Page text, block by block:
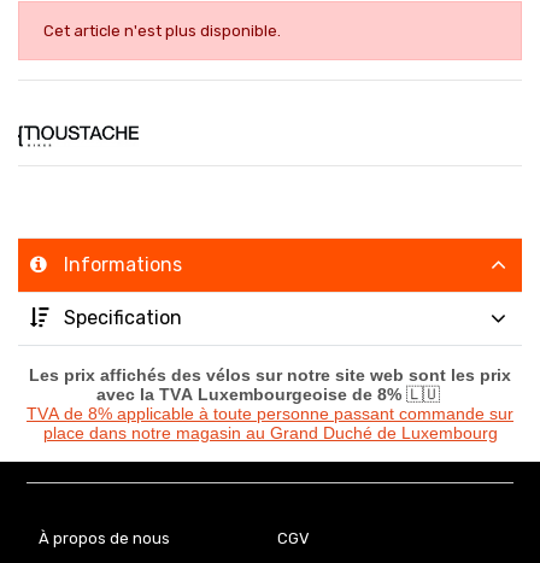
Cet article n'est plus disponible.
Informations
Specification
Les prix affichés des vélos sur notre site web sont les prix
avec la TVA Luxembourgeoise de 8% 🇱🇺
TVA de 8% applicable à toute personne passant commande sur
place dans notre magasin au Grand Duché de Luxembourg
À propos de nous CGV